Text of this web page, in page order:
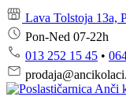
Lava Tolstoja 13a,
Pon-Ned 07-22h
013 252 15 45 •